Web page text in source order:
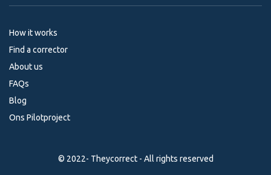
How it works
Find a corrector
About us
FAQs
Blog
Ons Pilotproject
© 2022- Theycorrect - All rights reserved